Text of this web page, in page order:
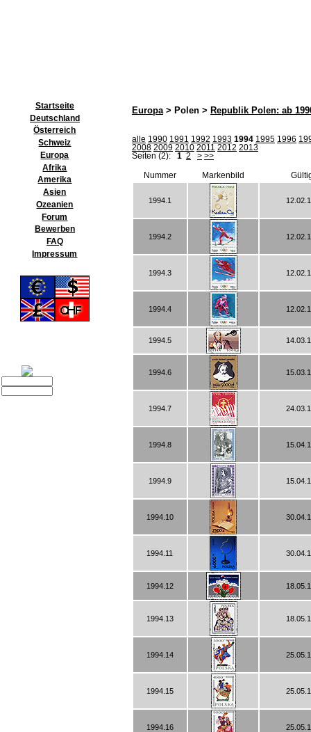
Startseite
Deutschland
Österreich
Schweiz
Europa
Afrika
Amerika
Asien
Ozeanien
Forum
Bewerben
FAQ
Impressum
Europa> Polen > Republik Polen: ab
alle 1990 1991 1992 1993 1994 1995 1996
2008 2009 2010 2011 2012 2013
Seiten (2): 1 2 > >>
Nummer Markenbild
1994.1
1994.2
1994.3
1994.4
1994.5
1994.6
1994.7
1994.8
1994.9
1994.10
1994.11
1994.12
1994.13
1994.14
1994.15
1994.16